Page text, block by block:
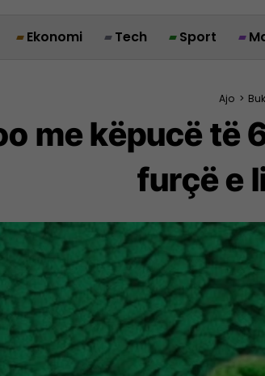
Ekonomi Tech Sport
Ajo >
me këpucë të
furçë e